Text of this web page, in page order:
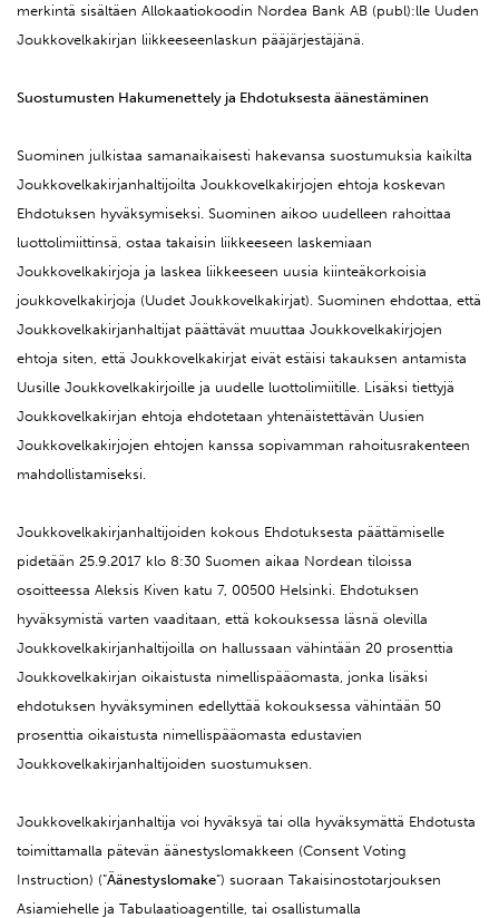
merkintä sisältäen Allokaatiokoodin Nordea Bank AB (publ):lle Uuden
Joukkovelkakirjan liikkeeseenlaskun pääjärjestäjänä.
Suostumusten Hakumenettely ja Ehdotuksesta äänestäminen
Suominen julkistaa samanaikaisesti hakevansa suostumuksia kaikilta
Joukkovelkakirjanhaltijoilta Joukkovelkakirjojen ehtoja koskevan
Ehdotuksen hyväksymiseksi. Suominen aikoo uudelleen rahoittaa
luottolimiittinsä, ostaa takaisin liikkeeseen laskemiaan
Joukkovelkakirjoja ja laskea liikkeeseen uusia kiinteäkorkoisia
joukkovelkakirjoja (Uudet Joukkovelkakirjat). Suominen ehdottaa, että
Joukkovelkakirjanhaltijat päättävät muuttaa Joukkovelkakirjojen
ehtoja siten, että Joukkovelkakirjat eivät estäisi takauksen antamista
Uusille Joukkovelkakirjoille ja uudelle luottolimiitille. Lisäksi tiettyjä
Joukkovelkakirjan ehtoja ehdotetaan yhtenäistettävän Uusien
Joukkovelkakirjojen ehtojen kanssa sopivamman rahoitusrakenteen
mahdollistamiseksi.
Joukkovelkakirjanhaltijoiden kokous Ehdotuksesta päättämiselle
pidetään 25.9.2017 klo 8:30 Suomen aikaa Nordean tiloissa
osoitteessa Aleksis Kiven katu 7, 00500 Helsinki. Ehdotuksen
hyväksymistä varten vaaditaan, että kokouksessa läsnä olevilla
Joukkovelkakirjanhaltijoilla on hallussaan vähintään 20 prosenttia
Joukkovelkakirjan oikaistusta nimellispääomasta, jonka lisäksi
ehdotuksen hyväksyminen edellyttää kokouksessa vähintään 50
prosenttia oikaistusta nimellispääomasta edustavien
Joukkovelkakirjanhaltijoiden suostumuksen.
Joukkovelkakirjanhaltija voi hyväksyä tai olla hyväksymättä Ehdotusta
toimittamalla pätevän äänestyslomakkeen (Consent Voting
Instruction) (”Äänestyslomake”) suoraan Takaisinostotarjouksen
Asiamiehelle ja Tabulaatioagentille, tai osallistumalla